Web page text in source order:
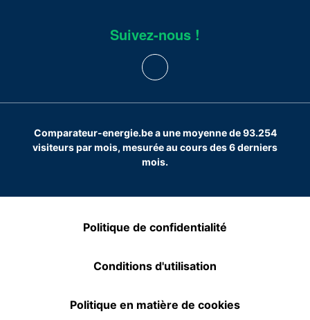
Suivez-nous !
Comparateur-energie.be a une moyenne de 93.254
visiteurs par mois, mesurée au cours des 6 derniers
mois.
Politique de confidentialité
Conditions d'utilisation
Politique en matière de cookies